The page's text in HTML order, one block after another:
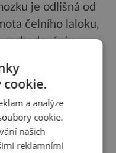
je odlišná od
čelního laloku,
rozhodování a
k
prostoru zabírá
a prostorovou
že pro
levou a ženy
po dlouhých
cookie.
a analýze
cookie.
našich
reklamními